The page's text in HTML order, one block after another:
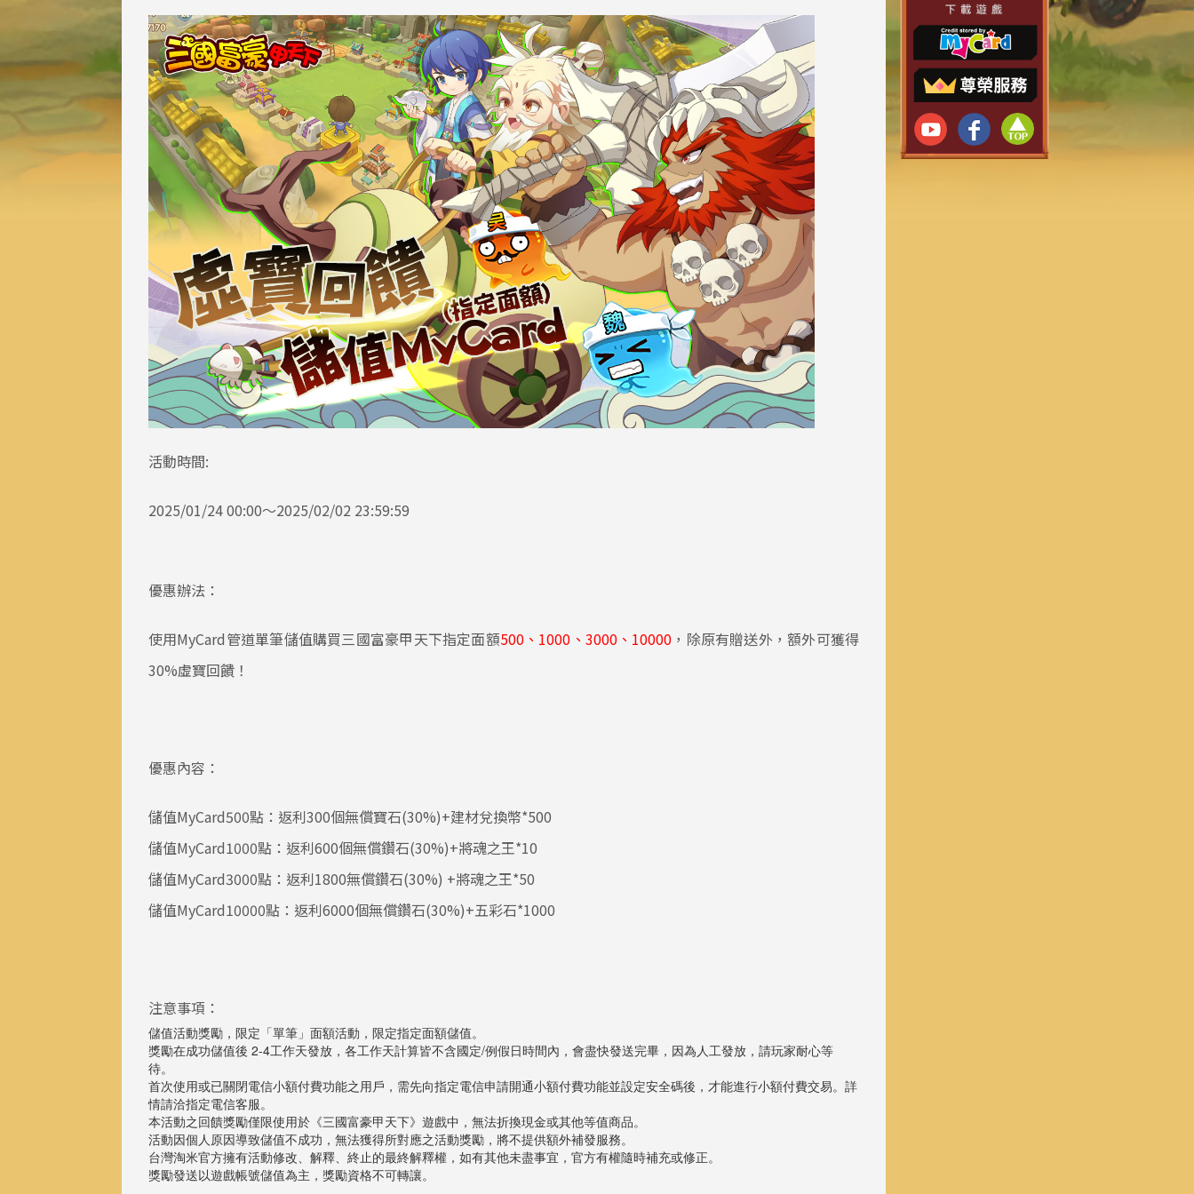
活動時間:
2025/01/24 00:00～2025/02/02 23:59:59
優惠辦法：
使用MyCard管道單筆儲值購買三國富豪甲天下指定面額500、1000、3000、10000 ，除原有贈送外，額外可獲得
30%虛寶回饋！
優惠內容：
儲值MyCard500點：返利300個無償寶石(30%)+建材兌換幣*500
儲值MyCard1000點：返利600個無償鑽石(30%)+將魂之王*10
儲值MyCard3000點：返利1800無償鑽石(30%) +將魂之王*50
儲值MyCard10000點：返利6000個無償鑽石(30%)+五彩石*1000
注意事項：
儲值活動獎勵，限定「單筆」面額活動，限定指定面額儲值。
獎勵在成功儲值後 2-4工作天發放，各工作天計算皆不含國定/例假日時間內，會盡快發送完畢，因為人工發放，請玩家耐心等
待。
首次使用或已關閉電信小額付費功能之用戶，需先向指定電信申請開通小額付費功能並設定安全碼後，才能進行小額付費交易。詳
情請洽指定電信客服。
本活動之回饋獎勵僅限使用於《三國富豪甲天下》遊戲中，無法折換現金或其他等值商品。
活動因個人原因導致儲值不成功，無法獲得所對應之活動獎勵，將不提供額外補發服務。
台灣淘米官方擁有活動修改、解釋、終止的最終解釋權，如有其他未盡事宜，官方有權隨時補充或修正。
獎勵發送以遊戲帳號儲值為主，獎勵資格不可轉讓。